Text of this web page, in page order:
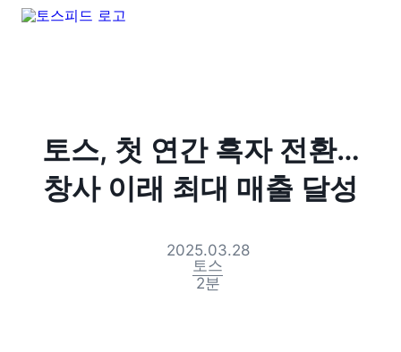
토스, 첫 연간 흑자 전환…
창사 이래 최대 매출 달성
2025.03.28
토스
2분